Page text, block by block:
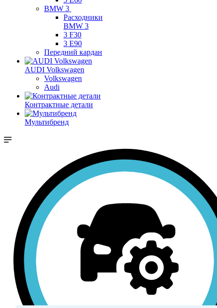
BMW 3
Расходники
BMW 3
3 F30
3 E90
Передний кардан
AUDI Volkswagen
Volkswagen
Audi
Контрактные детали
Мультибренд